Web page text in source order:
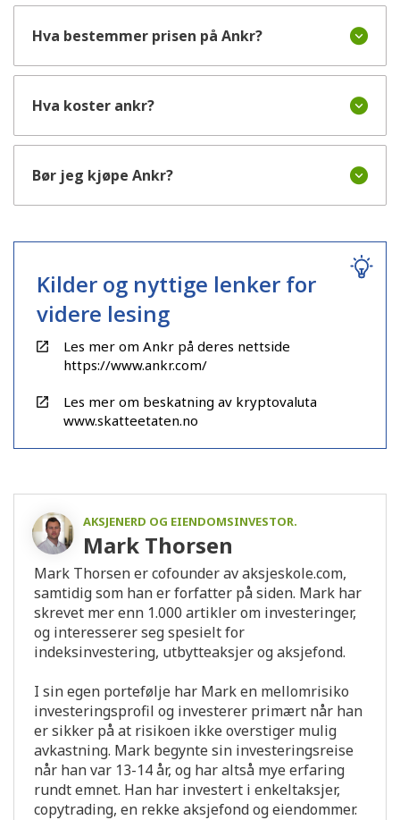
Hva bestemmer prisen på Ankr?
Hva koster ankr?
Bør jeg kjøpe Ankr?
Kilder og nyttige lenker for
videre lesing
Les mer om Ankr på deres nettside
https://www.ankr.com/
Les mer om beskatning av kryptovaluta
www.skatteetaten.no
AKSJENERD OG EIENDOMSINVESTOR.
Mark Thorsen
Mark Thorsen er cofounder av aksjeskole.com,
samtidig som han er forfatter på siden. Mark har
skrevet mer enn 1.000 artikler om investeringer,
og interesserer seg spesielt for
indeksinvestering, utbytteaksjer og aksjefond.
I sin egen portefølje har Mark en mellomrisiko
investeringsprofil og investerer primært når han
er sikker på at risikoen ikke overstiger mulig
avkastning. Mark begynte sin investeringsreise
når han var 13-14 år, og har altså mye erfaring
rundt emnet. Han har investert i enkeltaksjer,
copytrading, en rekke aksjefond og eiendommer.